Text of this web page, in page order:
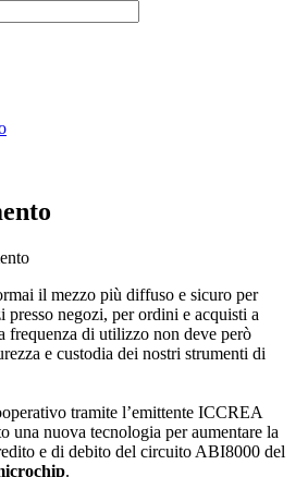
il mezzo più diffuso e sicuro per
presso negozi, per ordini e acquisti a
frequenza di utilizzo non deve però
e custodia dei nostri strumenti di
tramite l’emittente ICCREA
una nuova tecnologia per aumentare la
e di debito del circuito ABI8000 del
.